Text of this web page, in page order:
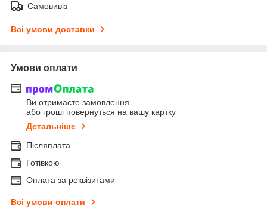
Самовивіз
Всі умови доставки
Умови оплати
Ви отримаєте замовлення
або гроші повернуться на вашу картку
Детальніше
Післяплата
Готівкою
Оплата за реквізитами
Всі умови оплати